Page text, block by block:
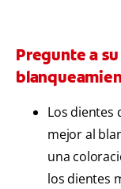
Pregunte a
Los dientes
mejor al
una
los dientes